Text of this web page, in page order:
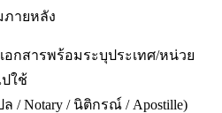
ายหลัง
กสารพร้อมระบุประเทศ/หน่วย
ใช้
/ Notary / นิติกรณ์ / Apostille)